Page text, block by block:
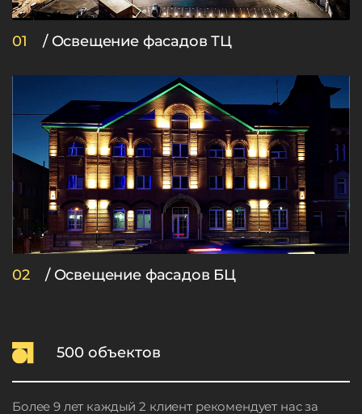
01 / Освещение фасадов ТЦ
02/ Освещение фасадов БЦ
500 объектов
Более 9 лет каждый 2 клиент рекомендует нас за